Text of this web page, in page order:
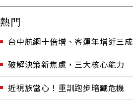
熱門
台中航網十倍增、客運年增近三成
破解決策新焦慮，三大核心能力
近視族當心！重訓跑步暗藏危機